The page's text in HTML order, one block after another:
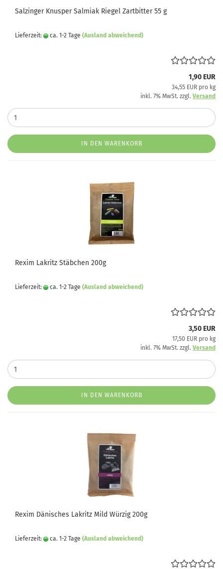
Salzinger Knusper Salmiak Riegel Zartbitter 55 g
Lieferzeit: ca. 1-2 Tage (Ausland abweichend)
1,90 EUR
34,55 EUR pro kg
inkl. 7% MwSt. zzgl. Versand
IN DEN WARENKORB
Rexim Lakritz Stäbchen 200g
Lieferzeit: ca. 1-2 Tage (Ausland abweichend)
3,50 EUR
17,50 EUR pro kg
inkl. 7% MwSt. zzgl. Versand
IN DEN WARENKORB
Rexim Dänisches Lakritz Mild Würzig 200g
Lieferzeit: ca. 1-2 Tage (Ausland abweichend)